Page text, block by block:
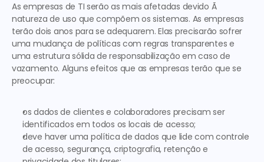
As empresas de TI serão as mais afetadas devido Ã
natureza de uso que compõem os sistemas. As empresas
terão dois anos para se adequarem. Elas precisarão sofrer
uma mudança de políticas com regras transparentes e
uma estrutura sólida de responsabilização em caso de
vazamento. Alguns efeitos que as empresas terão que se
preocupar:
os dados de clientes e colaboradores precisam ser
identificados em todos os locais de acesso;
deve haver uma política de dados que lide com controle
de acesso, segurança, criptografia, retenção e